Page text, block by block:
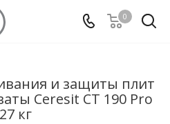
0
и защиты плит
Ceresit CT 190 Pro
27 кг